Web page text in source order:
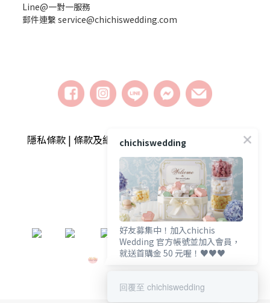
Line@一對一服務
郵件連繫 service@chichiswedding.com
隱私條款 | 條款及細則 | 2018 © chichiswedding婚
禮小物
chichiswedding
好友募集中！加入chichis
Wedding 官方帳號並加入會員，
就送首購金 50 元喔！♥️♥️♥️
回覆至 chichiswedding